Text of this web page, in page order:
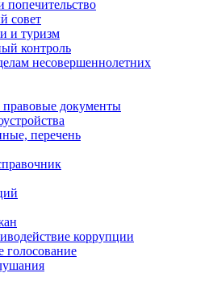
попечительство
совет
и туризм
контроль
несовершеннолетних
документы
перечень
коррупции
голосование